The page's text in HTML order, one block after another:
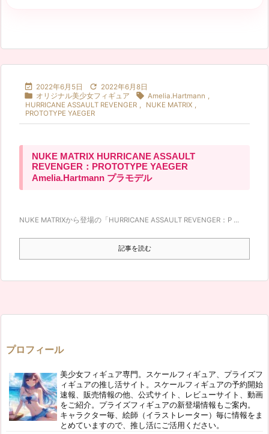
 2022年6月5日  2022年6月8日
 オリジナル美少女フィギュア  Amelia.Hartmann ,
HURRICANE ASSAULT REVENGER , NUKE MATRIX ,
PROTOTYPE YAEGER
NUKE MATRIX HURRICANE ASSAULT
REVENGER：PROTOTYPE YAEGER
Amelia.Hartmann プラモデル
NUKE MATRIXから登場の「HURRICANE ASSAULT REVENGER：P ...
記事を読む
プロフィール
美少女フィギュア専門。スケールフィギュア、プライズフ
ィギュアの推し活サイト。スケールフィギュアの予約開始
速報、販売情報の他、公式サイト、レビューサイト、動画
をご紹介。プライズフィギュアの新登場情報もご案内。
キャラクター毎、絵師（イラストレーター）毎に情報をま
とめていますので、推し活にご活用ください。